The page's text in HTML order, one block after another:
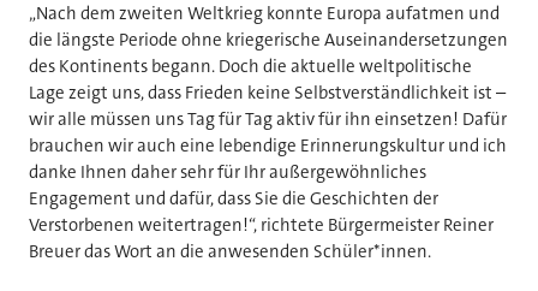
„Nach dem zweiten Weltkrieg konnte Europa aufatmen und
die längste Periode ohne kriegerische Auseinandersetzungen
des Kontinents begann. Doch die aktuelle weltpolitische
Lage zeigt uns, dass Frieden keine Selbstverständlichkeit ist –
wir alle müssen uns Tag für Tag aktiv für ihn einsetzen! Dafür
brauchen wir auch eine lebendige Erinnerungskultur und ich
danke Ihnen daher sehr für Ihr außergewöhnliches
Engagement und dafür, dass Sie die Geschichten der
Verstorbenen weitertragen!“, richtete Bürgermeister Reiner
Breuer das Wort an die anwesenden Schüler*innen.